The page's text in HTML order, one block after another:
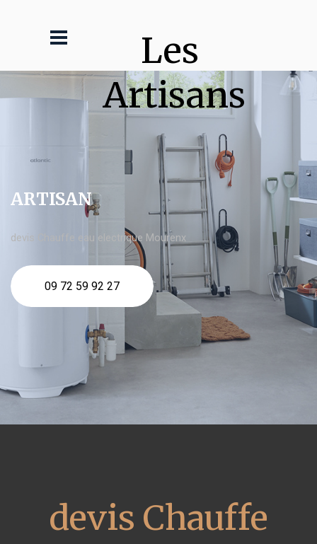
Les
Artisans
ARTISAN
devis Chauffe eau electrique Mourenx
09 72 59 92 27
devis Chauffe